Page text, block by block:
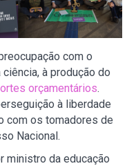
com o
à produção do
orçamentários.
à liberdade
com os tomadores de
Nacional.
ministro da educação